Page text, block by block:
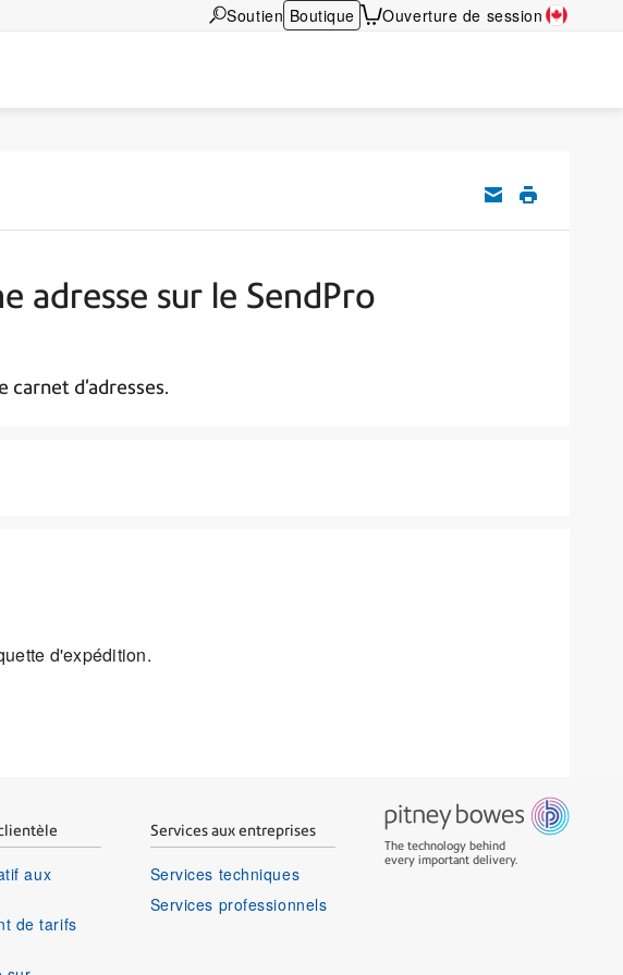
Soutien Boutique Ouverture de session
adresse sur le SendPro
carnet d'adresses.
d'expédition.
aux
de tarifs
Services aux entreprises
Services techniques
Services professionnels
The technology behind
every important delivery.